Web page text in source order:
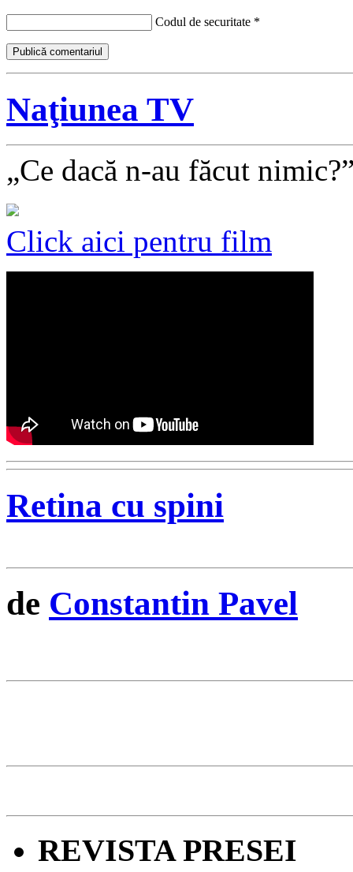
Codul de securitate *
Naţiunea TV
„Ce dacă n-au făcut
Click aici pentru film
Retina cu spini
de Constantin Pavel
REVISTA PRESEI